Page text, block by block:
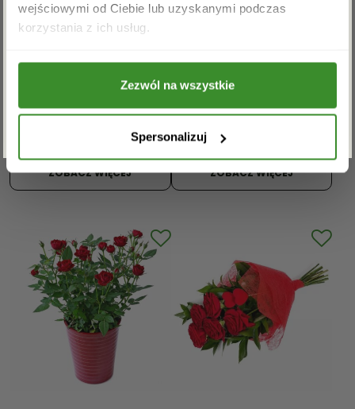
wejściowymi od Ciebie lub uzyskanymi podczas
korzystania z ich usług.
Zezwól na wszystkie
Spersonalizuj
uśmiech
–
429,00zł
Oceniono
5.00ZOBACZ WIĘCEJ
Życzeń
149,00
429,00zł
Oceniono
5.00ZOBACZ WIĘCEJ
Akceptuję regulamin i wyrażam zgodę na
przetwarzanie powyższych danych osobowych
ZAPISZ SIĘ